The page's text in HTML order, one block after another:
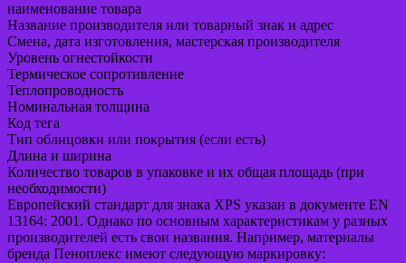
наименование товара
Название производителя или товарный знак и адрес
Смена, дата изготовления, мастерская производителя
Уровень огнестойкости
Термическое сопротивление
Теплопроводность
Номинальная толщина
Код тега
Тип облицовки или покрытия (если есть)
Длина и ширина
Количество товаров в упаковке и их общая площадь (при
необходимости)
Европейский стандарт для знака XPS указан в документе EN
13164: 2001. Однако по основным характеристикам у разных
производителей есть свои названия. Например, материалы
бренда Пеноплекс имеют следующую маркировку: